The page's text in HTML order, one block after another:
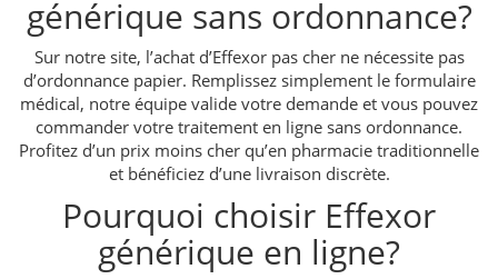
générique sans ordonnance?
Sur notre site, l’achat d’Effexor pas cher ne nécessite pas
d’ordonnance papier. Remplissez simplement le formulaire
médical, notre équipe valide votre demande et vous pouvez
commander votre traitement en ligne sans ordonnance.
Profitez d’un prix moins cher qu’en pharmacie traditionnelle
et bénéficiez d’une livraison discrète.
Pourquoi choisir Effexor
générique en ligne?